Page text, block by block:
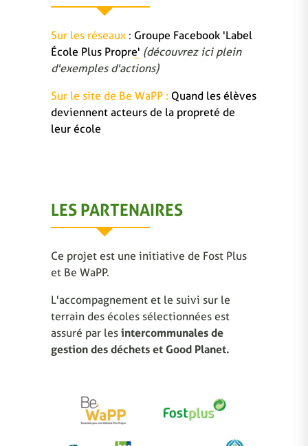
Sur les réseaux : Groupe Facebook 'Label
École Plus Propre' (découvrez ici plein
d'exemples d'actions)
Sur le site de Be WaPP : Quand les élèves
deviennent acteurs de la propreté de
leur école
LES PARTENAIRES
Ce projet est une initiative de Fost Plus
et Be WaPP.
L'accompagnement et le suivi sur le
terrain des écoles sélectionnées est
assuré par les intercommunales de
gestion des déchets et Good Planet.